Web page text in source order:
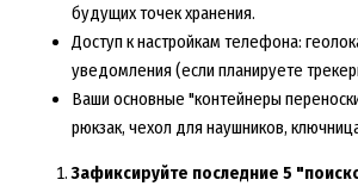
будущих точек хранения.
Доступ к настройкам телефона:
уведомления (если планируете
Ваши основные "контейнеры
рюкзак, чехол для наушников,
Зафиксируйте последние 5